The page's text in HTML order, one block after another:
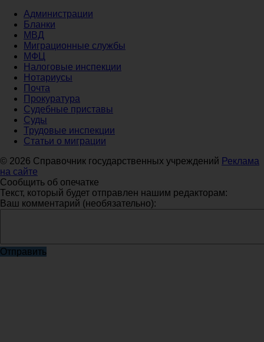
Администрации
Бланки
МВД
Миграционные службы
МФЦ
Налоговые инспекции
Нотариусы
Почта
Прокуратура
Судебные приставы
Суды
Трудовые инспекции
Статьи о миграции
© 2026 Справочник государственных учреждений Реклама
на сайте
Сообщить об опечатке
Текст, который будет отправлен нашим редакторам:
Ваш комментарий (необязательно):
Отправить